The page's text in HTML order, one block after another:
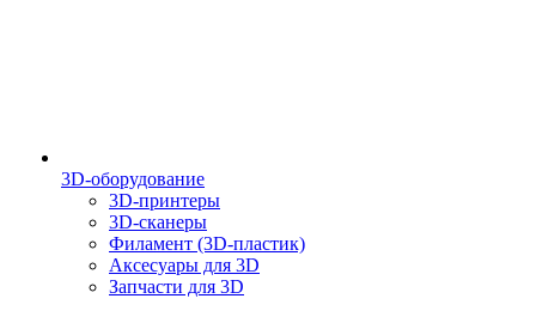
3D-оборудование
3D-принтеры
3D-сканеры
Филамент (3D-пластик)
Аксесуары для 3D
Запчасти для 3D